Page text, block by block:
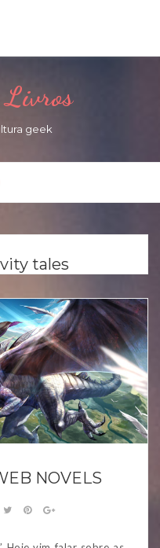
Livros
geek
tales
NOVELS